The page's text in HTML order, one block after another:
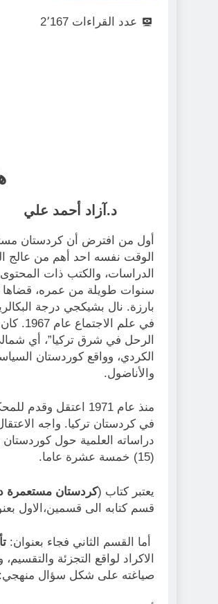
عدد القراءات 2٬167
د.آزاد أحمد علي
الوقت نفسه احد أهم من عالج
الدراسات، والكتب ذات
سنوات طويلة من عمره، قضاها
في
الرحل في شرق تركيا”، أي
الكردي، وواقع كوردستان
والأناضول.
منذ عام 1971
في كردستان تركيا. واجه
دراساته العلمية حول
(15) خمسة عشرة عاما.
يعتبر كتاب (كردستان مستعمرة
قسم كتابه الى قسمين،الاول
أما القسم الثاني فجاء بعنوان:
الاكراد لواقع التجزئة
صياغته على شكل سؤال منهجي: